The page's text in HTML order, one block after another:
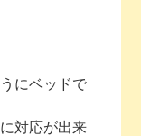
にベッドで
対応が出来